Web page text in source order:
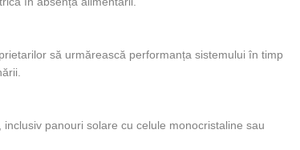
să urmărească performanța sistemului în timp
panouri solare cu celule monocristaline sau